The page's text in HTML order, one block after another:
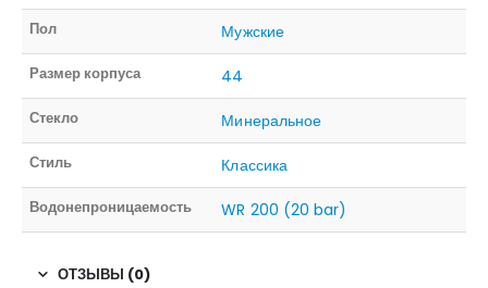
Пол Мужские
Размер корпуса 44
Стекло Минеральное
Стиль Классика
Водонепроницаемость WR 200 (20 bar)
ОТЗЫВЫ (0)